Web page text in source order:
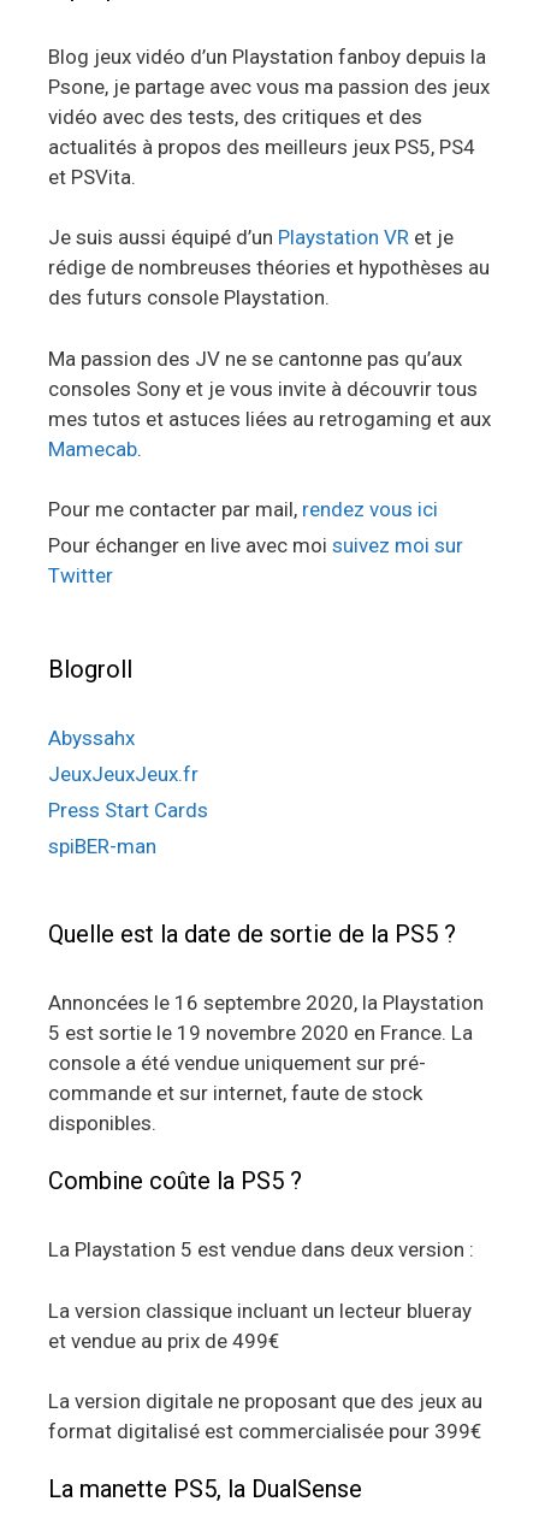
Blog jeux vidéo d’un Playstation fanboy depuis la
Psone, je partage avec vous ma passion des jeux
vidéo avec des tests, des critiques et des
actualités à propos des meilleurs jeux PS5, PS4
et PSVita.
Je suis aussi équipé d’un Playstation VR et je
rédige de nombreuses théories et hypothèses au
des futurs console Playstation.
Ma passion des JV ne se cantonne pas qu’aux
consoles Sony et je vous invite à découvrir tous
mes tutos et astuces liées au retrogaming et aux
Mamecab.
Pour me contacter par mail, rendez vous ici
Pour échanger en live avec moi suivez moi sur
Twitter
Blogroll
Abyssahx
JeuxJeuxJeux.fr
Press Start Cards
spiBER-man
Quelle est la date de sortie de la PS5 ?
Annoncées le 16 septembre 2020, la Playstation
5 est sortie le 19 novembre 2020 en France. La
console a été vendue uniquement sur pré-
commande et sur internet, faute de stock
disponibles.
Combine coûte la PS5 ?
La Playstation 5 est vendue dans deux version :
La version classique incluant un lecteur blueray
et vendue au prix de 499€
La version digitale ne proposant que des jeux au
format digitalisé est commercialisée pour 399€
La manette PS5, la DualSense